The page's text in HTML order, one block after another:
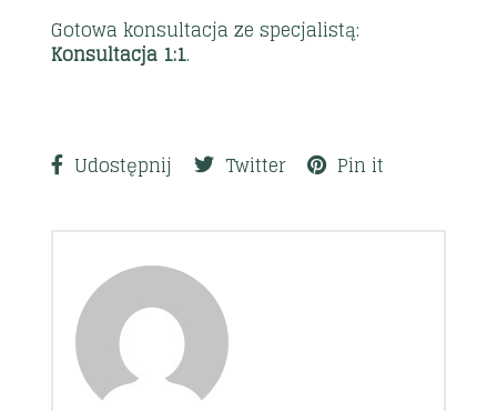
Gotowa konsultacja ze specjalistą:
Konsultacja 1:1.
Udostępnij Twitter Pin it